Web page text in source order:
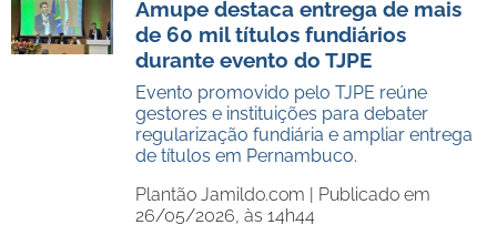
Amupe destaca entrega de mais
de 60 mil títulos fundiários
durante evento do TJPE
Evento promovido pelo TJPE reúne
gestores e instituições para debater
regularização fundiária e ampliar entrega
de títulos em Pernambuco.
Plantão Jamildo.com | Publicado em
26/05/2026, às 14h44